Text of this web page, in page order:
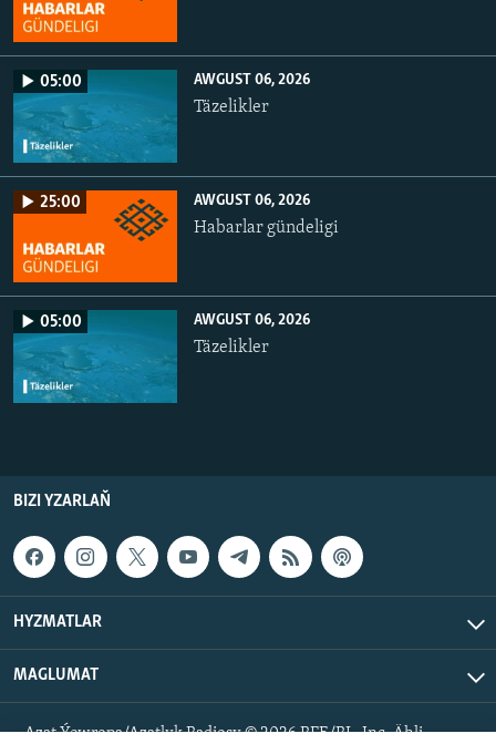
05:00 AWGUST 06, 2026
Täzelikler
25:00 AWGUST 06, 2026
Habarlar gündeligi
05:00 AWGUST 06, 2026
Täzelikler
BIZI YZARLAŇ
HYZMATLAR
MAGLUMAT
Azat Ýewropa/Azatlyk Radiosy © 2026 RFE/RL, Inc. Ähli